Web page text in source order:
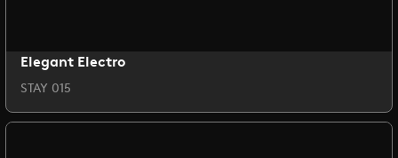
Elegant Electro
STAY 015